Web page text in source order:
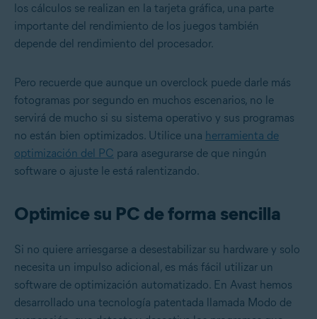
los cálculos se realizan en la tarjeta gráfica, una parte
importante del rendimiento de los juegos también
depende del rendimiento del procesador.
Pero recuerde que aunque un overclock puede darle más
fotogramas por segundo en muchos escenarios, no le
servirá de mucho si su sistema operativo y sus programas
no están bien optimizados. Utilice una herramienta de
optimización del PC para asegurarse de que ningún
software o ajuste le está ralentizando.
Optimice su PC de forma sencilla
Si no quiere arriesgarse a desestabilizar su hardware y solo
necesita un impulso adicional, es más fácil utilizar un
software de optimización automatizado. En Avast hemos
desarrollado una tecnología patentada llamada Modo de